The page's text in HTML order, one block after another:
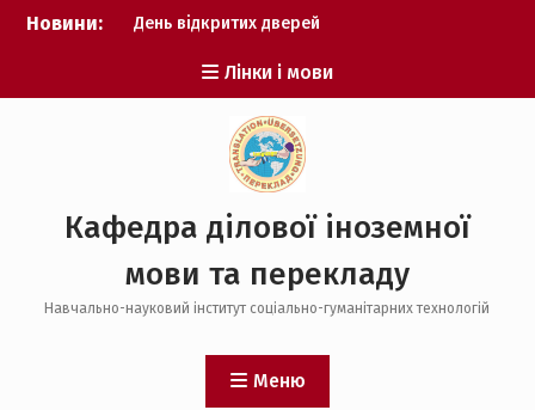
Перейти
Новини:
День відкритих дверей
конкурсу
Проєктування цифрових
Лінки і мови
Кафедра ділової іноземної
мови та перекладу
Навчально-науковий інститут соціально-гуманітарних технологій
Меню